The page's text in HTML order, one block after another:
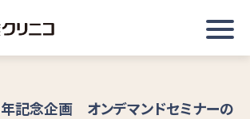
記念企画 オンデマンドセミナーの